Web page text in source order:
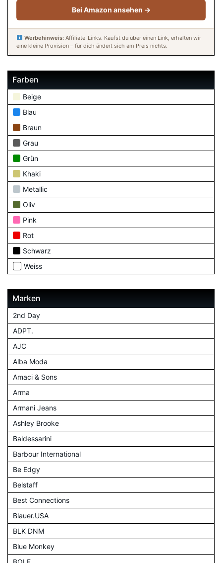
Bei Amazon ansehen →
Werbehinweis:Affiliate-Links. Kaufst du über einen Link, erhalten wir
eine kleine Provision – für dich ändert sich am Preis nichts.
Farben
Beige
Blau
Braun
Grau
Grün
Khaki
Metallic
Oliv
Pink
Rot
Schwarz
Weiss
Marken
2nd Day
ADPT.
AJC
Alba Moda
Amaci & Sons
Arma
Armani Jeans
Ashley Brooke
Baldessarini
Barbour International
Be Edgy
Belstaff
Best Connections
Blauer.USA
BLK DNM
Blue Monkey